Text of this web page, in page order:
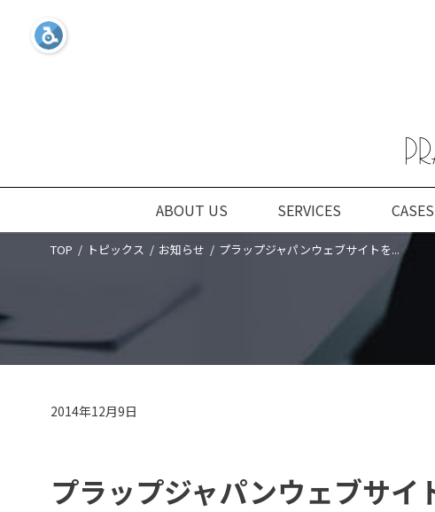
ABOUT US SERVICES CASES
TOP トピックス お知らせ プラップジャパンウェブサイトを...
2014年12月9日
プラップジャパンウェブサイ